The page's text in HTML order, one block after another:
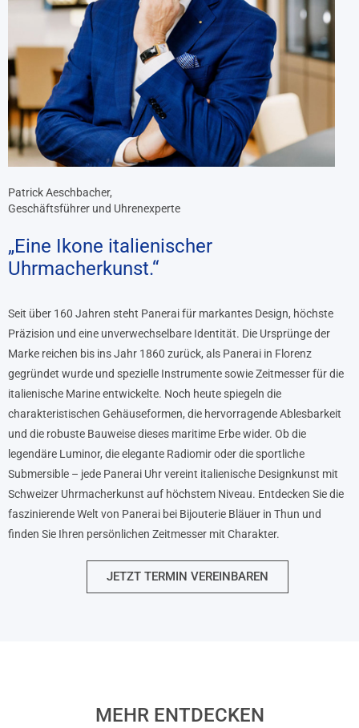
Patrick Aeschbacher,
Geschäftsführer und Uhrenexperte
„Eine Ikone italienischer
Uhrmacherkunst.“
Seit über 160 Jahren steht Panerai für markantes Design, höchste
Präzision und eine unverwechselbare Identität. Die Ursprünge der
Marke reichen bis ins Jahr 1860 zurück, als Panerai in Florenz
gegründet wurde und spezielle Instrumente sowie Zeitmesser für die
italienische Marine entwickelte. Noch heute spiegeln die
charakteristischen Gehäuseformen, die hervorragende Ablesbarkeit
und die robuste Bauweise dieses maritime Erbe wider. Ob die
legendäre Luminor, die elegante Radiomir oder die sportliche
Submersible – jede Panerai Uhr vereint italienische Designkunst mit
Schweizer Uhrmacherkunst auf höchstem Niveau. Entdecken Sie die
faszinierende Welt von Panerai bei Bijouterie Bläuer in Thun und
finden Sie Ihren persönlichen Zeitmesser mit Charakter.
JETZT TERMIN VEREINBAREN
MEHR ENTDECKEN